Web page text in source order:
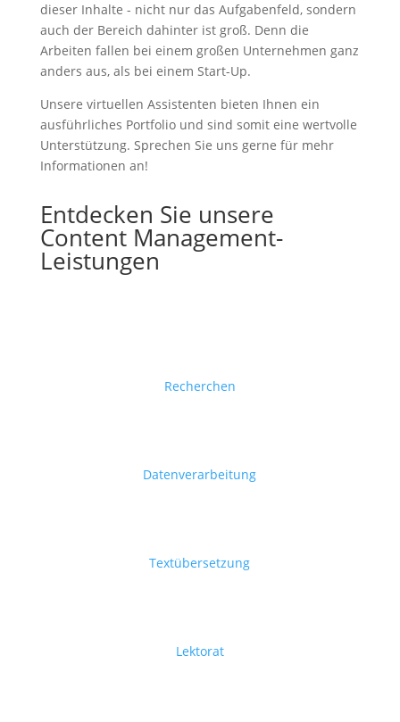
dieser Inhalte - nicht nur das Aufgabenfeld, sondern
auch der Bereich dahinter ist groß. Denn die
Arbeiten fallen bei einem großen Unternehmen ganz
anders aus, als bei einem Start-Up.
Unsere virtuellen Assistenten bieten Ihnen ein
ausführliches Portfolio und sind somit eine wertvolle
Unterstützung. Sprechen Sie uns gerne für mehr
Informationen an!
Entdecken Sie unsere
Content Management-
Leistungen
Recherchen
Datenverarbeitung
Textübersetzung
Lektorat